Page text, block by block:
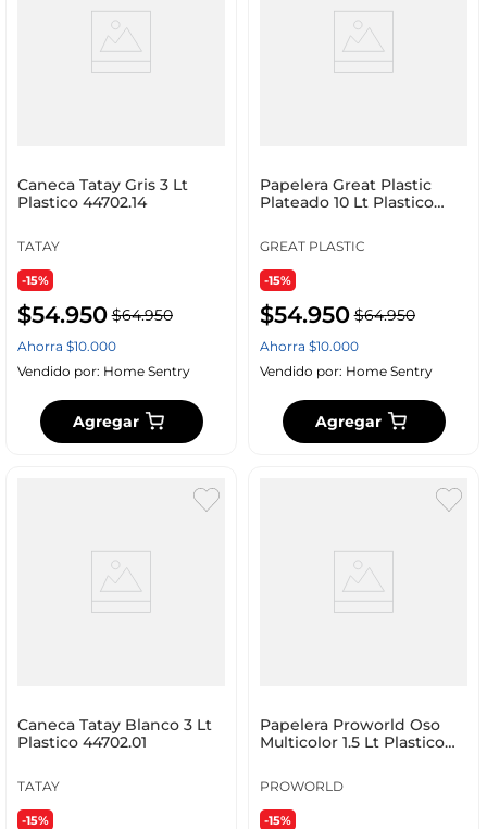
Caneca Tatay Gris 3 Lt
Plastico 44702.14
TATAY
-15%
$54.950 $64.950
Ahorra $10.000
Vendido por: Home Sentry
Agregar
Papelera Great Plastic
Plateado 10 Lt Plastico
GREAT PLASTIC
-15%
$54.950 $64.950
Ahorra $10.000
Vendido por: Home Sentry
Agregar
Caneca Tatay Blanco 3 Lt
Plastico 44702.01
TATAY
-15%
Papelera Proworld Oso
Multicolor 1.5 Lt Plastico
PROWORLD
-15%